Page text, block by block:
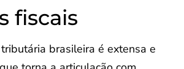
fiscais
brasileira é extensa e